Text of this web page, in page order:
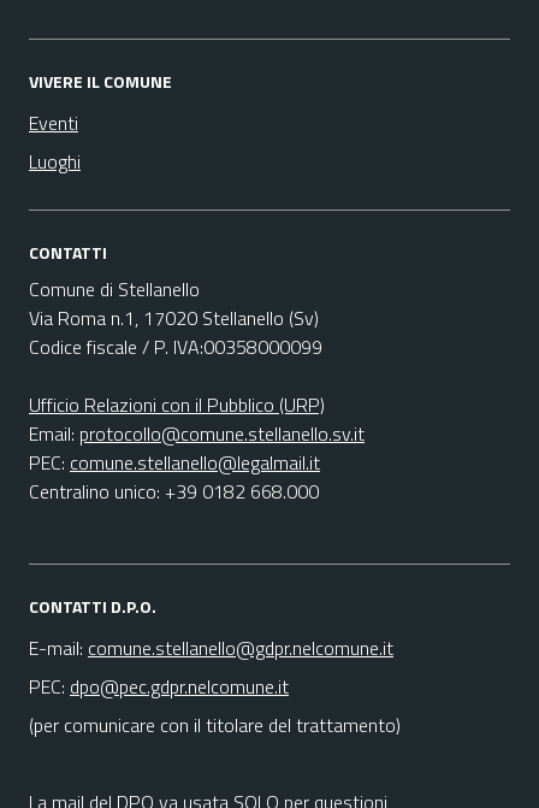
VIVERE IL COMUNE
Eventi
Luoghi
CONTATTI
Comune di Stellanello
Via Roma n.1, 17020 Stellanello (Sv)
Codice fiscale / P. IVA:00358000099
Ufficio Relazioni con il Pubblico (URP)
Email: protocollo@comune.stellanello.sv.it
PEC: comune.stellanello@legalmail.it
Centralino unico: +39 0182 668.000
CONTATTI D.P.O.
E-mail: comune.stellanello@gdpr.nelcomune.it
PEC: dpo@pec.gdpr.nelcomune.it
(per comunicare con il titolare del trattamento)
La mail del DPO va usata SOLO per questioni